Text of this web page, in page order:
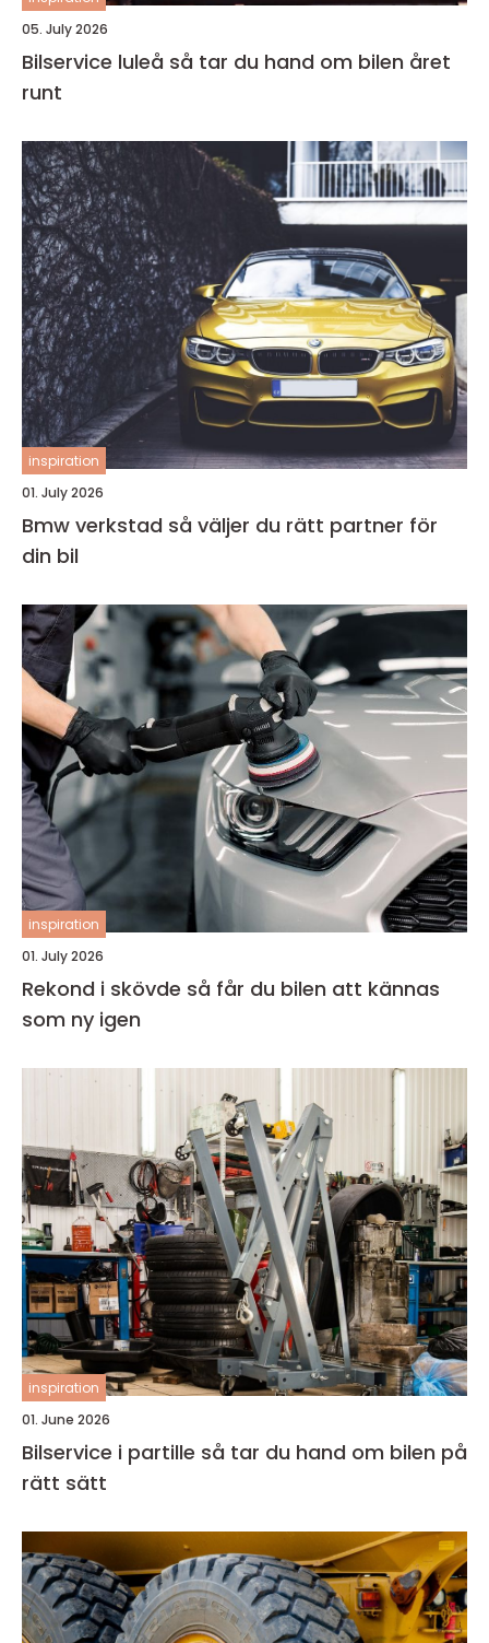
05. July 2026
Bilservice luleå så tar du hand om bilen året
runt
inspiration
01. July 2026
Bmw verkstad så väljer du rätt partner för
din bil
inspiration
01. July 2026
Rekond i skövde så får du bilen att kännas
som ny igen
inspiration
01. June 2026
Bilservice i partille så tar du hand om bilen på
rätt sätt